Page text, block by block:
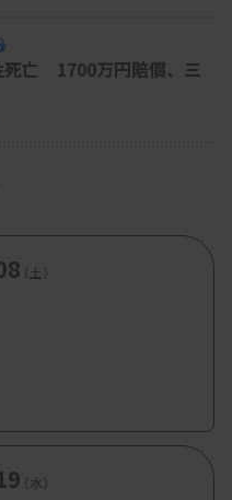
死亡 1700万円賠償、三
（土）
（水）